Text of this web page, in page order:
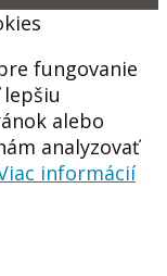
fungovanie
alebo
analyzovať
informácií